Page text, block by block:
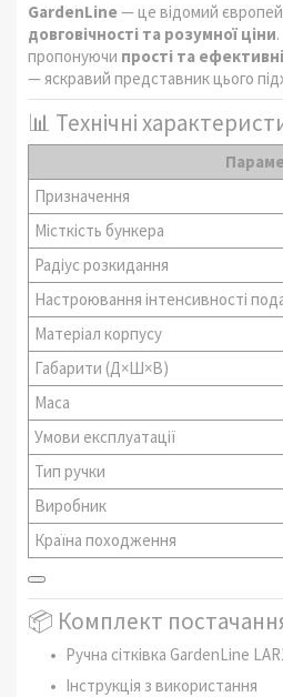
GardenLine — це відомий
довговічності та розумної ціни
пропонуючи прості та
— яскравий представник цього
📊 Технічні
Призначення
Місткість бункера
Радіус розкидання
Настроювання інтенсивності
Матеріал корпусу
Габарити (Д×Ш×В)
Маса
Умови експлуатації
Тип ручки
Виробник
Країна походження
📦 Комплект
Ручна сітківка GardenLine
Інструкція з використання